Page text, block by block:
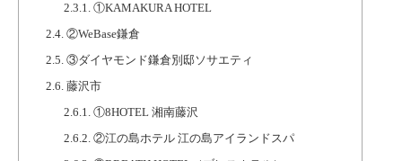
2.3.1.①KAMAKURA HOTEL
2.4.②WeBase鎌倉
2.5.③ダイヤモンド鎌倉別邸ソサエティ
2.6.藤沢市
2.6.1.①8HOTEL 湘南藤沢
2.6.2.②江の島ホテル 江の島アイランドスパ